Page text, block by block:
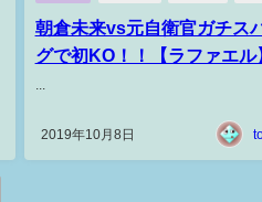
朝倉未来vs元自衛官ガチス
グで初KO！！【ラファエル
2019年10月8日